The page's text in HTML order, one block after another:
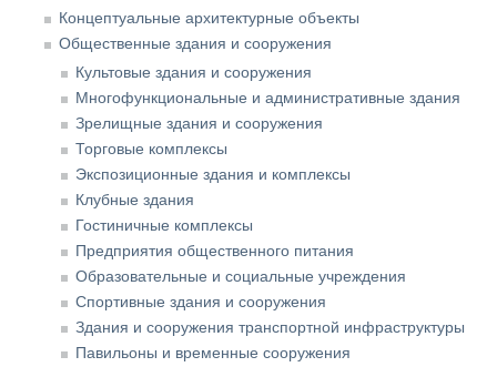
Концептуальные архитектурные объекты
Общественные здания и сооружения
Культовые здания и сооружения
Многофункциональные и административные здания
Зрелищные здания и сооружения
Торговые комплексы
Экспозиционные здания и комплексы
Клубные здания
Гостиничные комплексы
Предприятия общественного питания
Образовательные и социальные учреждения
Спортивные здания и сооружения
Здания и сооружения транспортной инфраструктуры
Павильоны и временные сооружения